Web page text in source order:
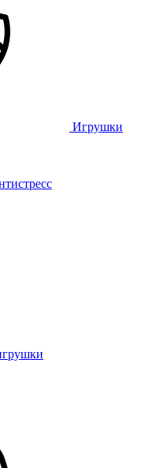
Игрушки